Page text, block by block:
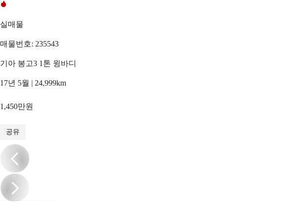
실매물
매물번호: 235543
기아 봉고3 1톤 윙바디
17년 5월 | 24,999km
1,450만원
공유
/20